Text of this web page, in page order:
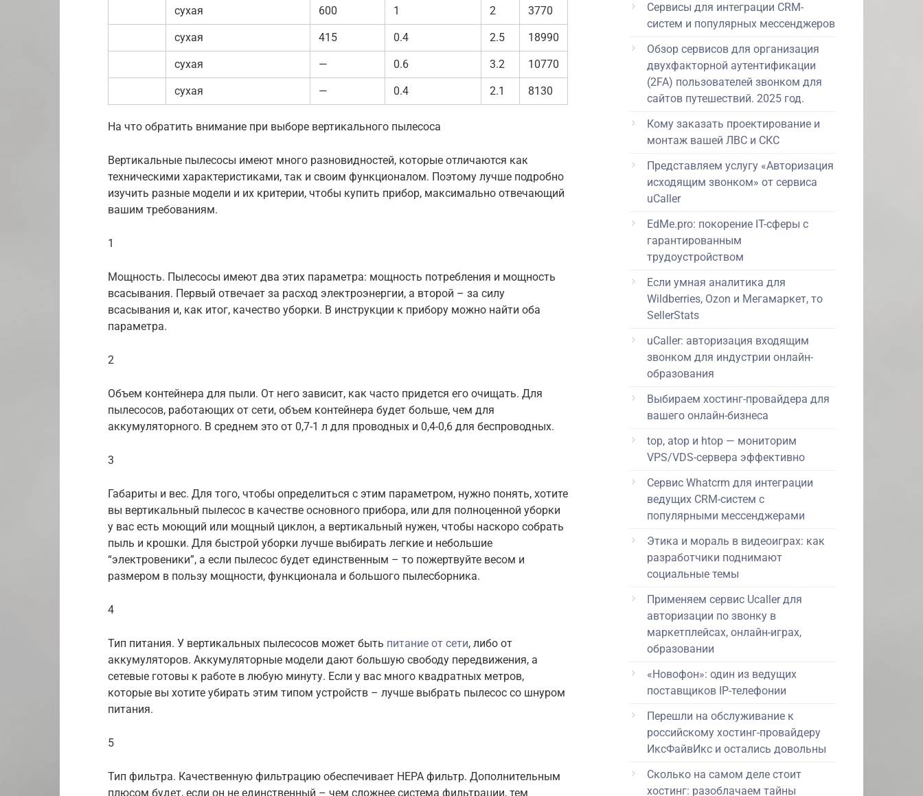
сухая 600 1 2 3770
сухая 415 0.4 2.5 18990
сухая — 0.6 3.2 10770
сухая — 0.4 2.1 8130
На что обратить внимание при выборе вертикального пылесоса
Вертикальные пылесосы имеют много разновидностей, которые отличаются как
техническими характеристиками, так и своим функционалом. Поэтому лучше подробно
изучить разные модели и их критерии, чтобы купить прибор, максимально отвечающий
вашим требованиям.
1
Мощность. Пылесосы имеют два этих параметра: мощность потребления и мощность
всасывания. Первый отвечает за расход электроэнергии, а второй – за силу
всасывания и, как итог, качество уборки. В инструкции к прибору можно найти оба
параметра.
2
Объем контейнера для пыли. От него зависит, как часто придется его очищать. Для
пылесосов, работающих от сети, объем контейнера будет больше, чем для
аккумуляторного. В среднем это от 0,7-1 л для проводных и 0,4-0,6 для беспроводных.
3
Габариты и вес. Для того, чтобы определиться с этим параметром, нужно понять, хотите
вы вертикальный пылесос в качестве основного прибора, или для полноценной уборки
у вас есть моющий или мощный циклон, а вертикальный нужен, чтобы наскоро собрать
пыль и крошки. Для быстрой уборки лучше выбирать легкие и небольшие
“электровеники”, а если пылесос будет единственным – то пожертвуйте весом и
размером в пользу мощности, функционала и большого пылесборника.
4
Тип питания. У вертикальных пылесосов может быть питание от сети, либо от
аккумуляторов. Аккумуляторные модели дают большую свободу передвижения, а
сетевые готовы к работе в любую минуту. Если у вас много квадратных метров,
которые вы хотите убирать этим типом устройств – лучше выбрать пылесос со шнуром
питания.
5
Тип фильтра. Качественную фильтрацию обеспечивает HEPA фильтр. Дополнительным
плюсом будет, если он не единственный – чем сложнее система фильтрации, тем
Сервисы для интеграции CRM-
систем и популярных мессенджеров
Обзор сервисов для организация
двухфакторной аутентификации
(2FA) пользователей звонком для
сайтов путешествий. 2025 год.
Кому заказать проектирование и
монтаж вашей ЛВС и СКС
Представляем услугу «Авторизация
исходящим звонком» от сервиса
uCaller
EdMe.pro: покорение IT-сферы с
гарантированным
трудоустройством
Если умная аналитика для
Wildberries, Ozon и Мегамаркет, то
SellerStats
uCaller: авторизация входящим
звонком для индустрии онлайн-
образования
Выбираем хостинг-провайдера для
вашего онлайн-бизнеса
top, atop и htop — мониторим
VPS/VDS-сервера эффективно
Сервис Whatcrm для интеграции
ведущих CRM-систем с
популярными мессенджерами
Этика и мораль в видеоиграх: как
разработчики поднимают
социальные темы
Применяем сервис Ucaller для
авторизации по звонку в
маркетплейсах, онлайн-играх,
образовании
«Новофон»: один из ведущих
поставщиков IP-телефонии
Перешли на обслуживание к
российскому хостинг-провайдеру
ИксФайвИкс и остались довольны
Сколько на самом деле стоит
хостинг: разоблачаем тайны